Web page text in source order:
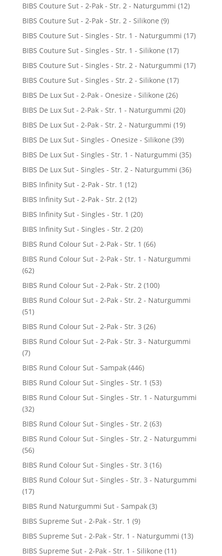
BIBS Couture Sut - 2-Pak - Str. 2 - Naturgummi (12)
BIBS Couture Sut - 2-Pak - Str. 2 - Silikone (9)
BIBS Couture Sut - Singles - Str. 1 - Naturgummi (17)
BIBS Couture Sut - Singles - Str. 1 - Silikone (17)
BIBS Couture Sut - Singles - Str. 2 - Naturgummi (17)
BIBS Couture Sut - Singles - Str. 2 - Silikone (17)
BIBS De Lux Sut - 2-Pak - Onesize - Silikone (26)
BIBS De Lux Sut - 2-Pak - Str. 1 - Naturgummi (20)
BIBS De Lux Sut - 2-Pak - Str. 2 - Naturgummi (19)
BIBS De Lux Sut - Singles - Onesize - Silikone (39)
BIBS De Lux Sut - Singles - Str. 1 - Naturgummi (35)
BIBS De Lux Sut - Singles - Str. 2 - Naturgummi (36)
BIBS Infinity Sut - 2-Pak - Str. 1 (12)
BIBS Infinity Sut - 2-Pak - Str. 2 (12)
BIBS Infinity Sut - Singles - Str. 1 (20)
BIBS Infinity Sut - Singles - Str. 2 (20)
BIBS Rund Colour Sut - 2-Pak - Str. 1 (66)
BIBS Rund Colour Sut - 2-Pak - Str. 1 - Naturgummi
(62)
BIBS Rund Colour Sut - 2-Pak - Str. 2 (100)
BIBS Rund Colour Sut - 2-Pak - Str. 2 - Naturgummi
(51)
BIBS Rund Colour Sut - 2-Pak - Str. 3 (26)
BIBS Rund Colour Sut - 2-Pak - Str. 3 - Naturgummi
(7)
BIBS Rund Colour Sut - Sampak (446)
BIBS Rund Colour Sut - Singles - Str. 1 (53)
BIBS Rund Colour Sut - Singles - Str. 1 - Naturgummi
(32)
BIBS Rund Colour Sut - Singles - Str. 2 (63)
BIBS Rund Colour Sut - Singles - Str. 2 - Naturgummi
(56)
BIBS Rund Colour Sut - Singles - Str. 3 (16)
BIBS Rund Colour Sut - Singles - Str. 3 - Naturgummi
(17)
BIBS Rund Naturgummi Sut - Sampak (3)
BIBS Supreme Sut - 2-Pak - Str. 1 (9)
BIBS Supreme Sut - 2-Pak - Str. 1 - Naturgummi (13)
BIBS Supreme Sut - 2-Pak - Str. 1 - Silikone (11)